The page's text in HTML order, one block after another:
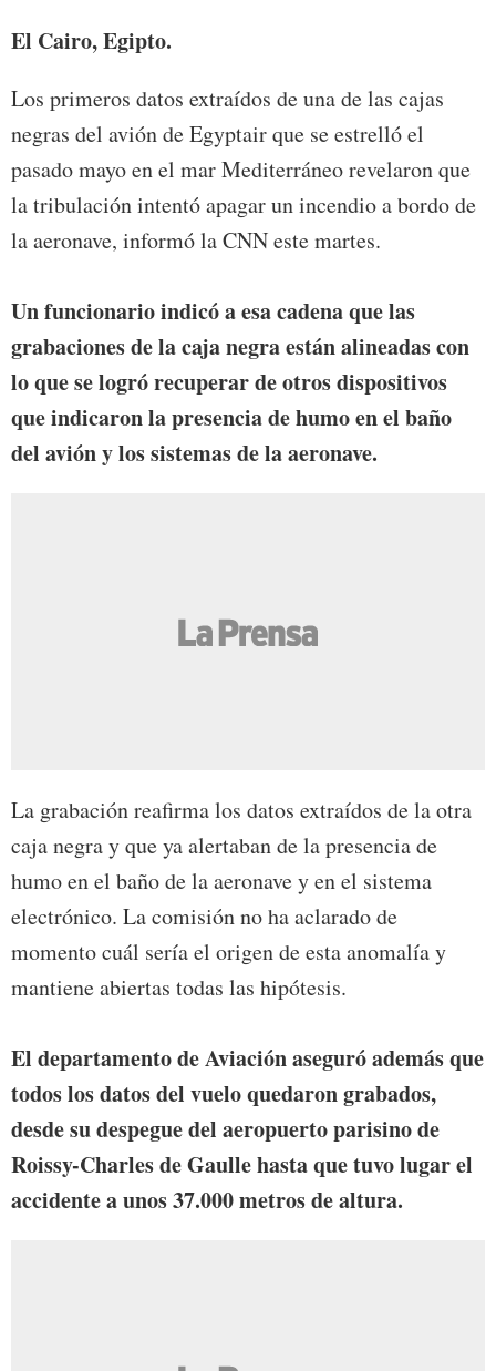
El Cairo, Egipto.
Los primeros datos extraídos de una de las cajas
negras del avión de Egyptair que se estrelló el
pasado mayo en el mar Mediterráneo revelaron que
la tribulación intentó apagar un incendio a bordo de
la aeronave, informó la CNN este martes.
Un funcionario indicó a esa cadena que las
grabaciones de la caja negra están alineadas con
lo que se logró recuperar de otros dispositivos
que indicaron la presencia de humo en el baño
del avión y los sistemas de la aeronave.
La grabación reafirma los datos extraídos de la otra
caja negra y que ya alertaban de la presencia de
humo en el baño de la aeronave y en el sistema
electrónico. La comisión no ha aclarado de
momento cuál sería el origen de esta anomalía y
mantiene abiertas todas las hipótesis.
El departamento de Aviación aseguró además que
todos los datos del vuelo quedaron grabados,
desde su despegue del aeropuerto parisino de
Roissy-Charles de Gaulle hasta que tuvo lugar el
accidente a unos 37.000 metros de altura.